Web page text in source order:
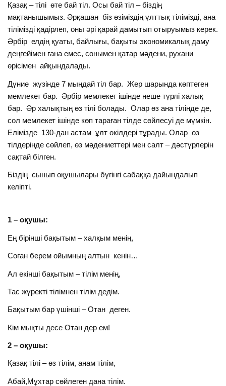
Қазақ – тілі өте бай тіл. Осы бай тіл – біздің
мақтанышымыз. Әрқашан біз өзіміздің ұлттық тілімізді, ана
тілімізді қадірлеп, оны әрі қарай дамытып отыруымыз керек.
Әрбір елдің қуаты, байлығы, бақыты экономикалық даму
деңгейімен ғана емес, сонымен қатар мәдени, рухани
өрісімен айқындалады.
Дүние жүзінде 7 мыңдай тіл бар. Жер шарында көптеген
мемлекет бар. Әрбір мемлекет ішінде неше түрлі халық
бар. Әр халықтың өз тілі болады. Олар өз ана тілінде де,
сол мемлекет ішінде көп тараған тілде сөйлесуі де мүмкін.
Елімізде 130-дан астам ұлт өкілдері тұрады. Олар өз
тілдерінде сөйлеп, өз мәдениеттері мен салт – дәстүрлерін
сақтай білген.
Біздің сынып оқушылары бүгінгі сабаққа дайындалып
келіпті.
1 – оқушы:
Ең бірінші бақытым – халқым менің,
Соған берем ойымның алтын кенін…
Ал екінші бақытым – тілім менің,
Тас жүректі тілімнен тілім дедім.
Бақытым бар үшінші – Отан деген.
Кім мықты десе Отан дер ем!
2 – оқушы:
Қазақ тілі – өз тілім, анам тілім,
Абай,Мұхтар сөйлеген дана тілім.